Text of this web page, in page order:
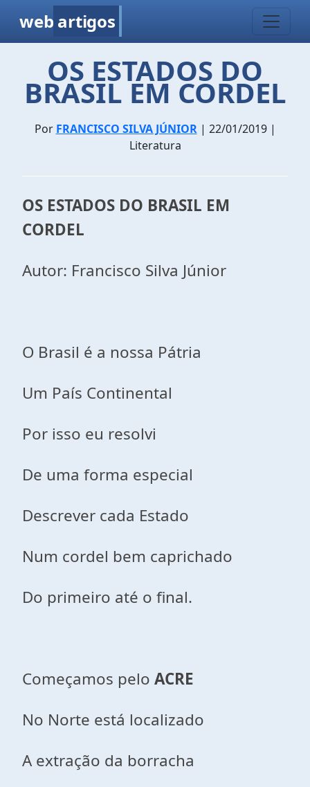
web artigos
OS ESTADOS DO
BRASIL EM CORDEL
Por FRANCISCO SILVA JÚNIOR| 22/01/2019 |
Literatura
OS ESTADOS DO BRASIL EM
CORDEL
Autor: Francisco Silva Júnior
O Brasil é a nossa Pátria
Um País Continental
Por isso eu resolvi
De uma forma especial
Descrever cada Estado
Num cordel bem caprichado
Do primeiro até o final.
Começamos pelo ACRE
No Norte está localizado
A extração da borracha